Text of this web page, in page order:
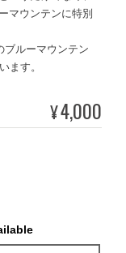
マウンテンに特別
ルーマウンテン
ます。
¥4,000